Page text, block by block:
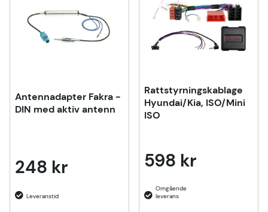
Antennadapter Fakra -
DIN med aktiv antenn
248 kr
Rattstyrningskablage
Hyundai/Kia, ISO/Mini
ISO
598 kr